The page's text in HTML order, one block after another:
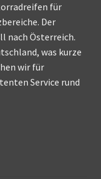
für
Der
nach Österreich.
was kurze
wir für
Service rund